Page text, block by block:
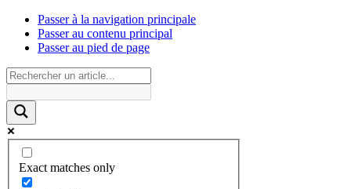
Passer à la navigation principale
Passer au contenu principal
Passer au pied de page
Exact matches only